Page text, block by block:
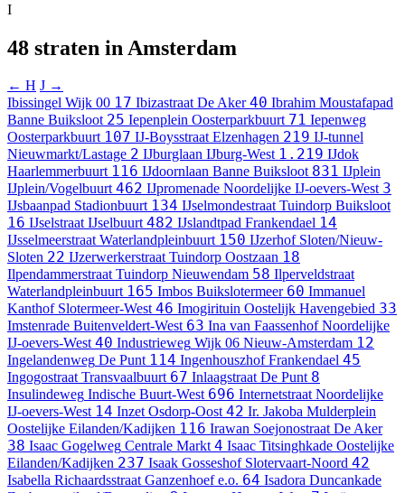
I
48 straten in Amsterdam
← H J →
Ibissingel Wijk 00 17 Ibizastraat De Aker 40 Ibrahim Moustafapad
Banne Buiksloot 25 Iepenplein Oosterparkbuurt 71 Iepenweg
Oosterparkbuurt 107 IJ-Boysstraat Elzenhagen 219 IJ-tunnel
Nieuwmarkt/Lastage 2 IJburglaan IJburg-West 1.219 IJdok
Haarlemmerbuurt 116 IJdoornlaan Banne Buiksloot 831 IJplein
IJplein/Vogelbuurt 462 IJpromenade Noordelijke IJ-oevers-West 3
IJsbaanpad Stadionbuurt 134 IJselmondestraat Tuindorp Buiksloot
16 IJselstraat IJselbuurt 482 IJslandtpad Frankendael 14
IJsselmeerstraat Waterlandpleinbuurt 150 IJzerhof Sloten/Nieuw-
Sloten 22 IJzerwerkerstraat Tuindorp Oostzaan 18
Ilpendammerstraat Tuindorp Nieuwendam 58 Ilperveldstraat
Waterlandpleinbuurt 165 Imbos Buikslotermeer 60 Immanuel
Kanthof Slotermeer-West 46 Imogirituin Oostelijk Havengebied 33
Imstenrade Buitenveldert-West 63 Ina van Faassenhof Noordelijke
IJ-oevers-West 40 Industrieweg Wijk 06 Nieuw-Amsterdam 12
Ingelandenweg De Punt 114 Ingenhouszhof Frankendael 45
Ingogostraat Transvaalbuurt 67 Inlaagstraat De Punt 8
Insulindeweg Indische Buurt-West 696 Internetstraat Noordelijke
IJ-oevers-West 14 Inzet Osdorp-Oost 42 Ir. Jakoba Mulderplein
Oostelijke Eilanden/Kadijken 116 Irawan Soejonostraat De Aker
38 Isaac Gogelweg Centrale Markt 4 Isaac Titsinghkade Oostelijke
Eilanden/Kadijken 237 Isaak Gosseshof Slotervaart-Noord 42
Isabella Richaardsstraat Ganzenhoef e.o. 64 Isadora Duncankade